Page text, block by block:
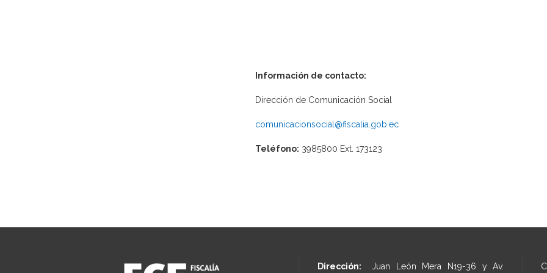
Información de contacto:
Dirección de Comunicación Social
comunicacionsocial@fiscalia.gob.ec
Teléfono: 3985800 Ext. 173123
Dirección: Juan León Mera N19-36 y Av.